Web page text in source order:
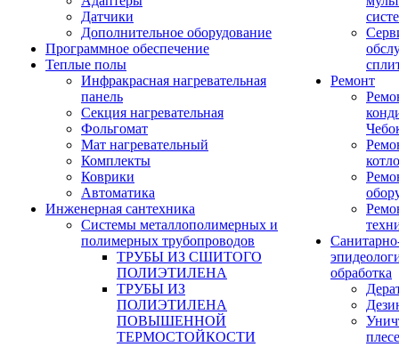
Датчики
Дополнительное оборудование
Программное обеспечение
Теплые полы
Инфракрасная нагревательная
панель
Секция нагревательная
Фольгомат
Мат нагревательный
Комплекты
Коврики
Автоматика
Инженерная сантехника
Системы металлополимерных и
полимерных трубопроводов
ТРУБЫ ИЗ СШИТОГО
ПОЛИЭТИЛЕНА
ТРУБЫ ИЗ
ПОЛИЭТИЛЕНА
ПОВЫШЕННОЙ
ТЕРМОСТОЙКОСТИ
Ремонт
обработка